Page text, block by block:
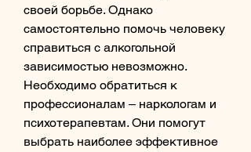
своей борьбе. Однако
самостоятельно помочь человеку
справиться с алкогольной
зависимостью невозможно.
Необходимо обратиться к
профессионалам – наркологам и
психотерапевтам. Они помогут
выбрать наиболее эффективное